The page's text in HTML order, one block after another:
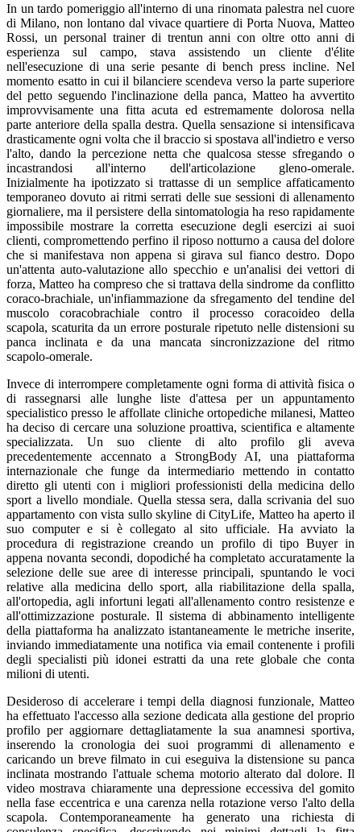
In un tardo pomeriggio all'interno di una rinomata palestra nel cuore
di Milano, non lontano dal vivace quartiere di Porta Nuova, Matteo
Rossi, un personal trainer di trentun anni con oltre otto anni di
esperienza sul campo, stava assistendo un cliente d'élite
nell'esecuzione di una serie pesante di bench press incline. Nel
momento esatto in cui il bilanciere scendeva verso la parte superiore
del petto seguendo l'inclinazione della panca, Matteo ha avvertito
improvvisamente una fitta acuta ed estremamente dolorosa nella
parte anteriore della spalla destra. Quella sensazione si intensificava
drasticamente ogni volta che il braccio si spostava all'indietro e verso
l'alto, dando la percezione netta che qualcosa stesse sfregando o
incastrandosi all'interno dell'articolazione gleno-omerale.
Inizialmente ha ipotizzato si trattasse di un semplice affaticamento
temporaneo dovuto ai ritmi serrati delle sue sessioni di allenamento
giornaliere, ma il persistere della sintomatologia ha reso rapidamente
impossibile mostrare la corretta esecuzione degli esercizi ai suoi
clienti, compromettendo perfino il riposo notturno a causa del dolore
che si manifestava non appena si girava sul fianco destro. Dopo
un'attenta auto-valutazione allo specchio e un'analisi dei vettori di
forza, Matteo ha compreso che si trattava della sindrome da conflitto
coraco-brachiale, un'infiammazione da sfregamento del tendine del
muscolo coracobrachiale contro il processo coracoideo della
scapola, scaturita da un errore posturale ripetuto nelle distensioni su
panca inclinata e da una mancata sincronizzazione del ritmo
scapolo-omerale.
Invece di interrompere completamente ogni forma di attività fisica o
di rassegnarsi alle lunghe liste d'attesa per un appuntamento
specialistico presso le affollate cliniche ortopediche milanesi, Matteo
ha deciso di cercare una soluzione proattiva, scientifica e altamente
specializzata. Un suo cliente di alto profilo gli aveva
precedentemente accennato a StrongBody AI, una piattaforma
internazionale che funge da intermediario mettendo in contatto
diretto gli utenti con i migliori professionisti della medicina dello
sport a livello mondiale. Quella stessa sera, dalla scrivania del suo
appartamento con vista sullo skyline di CityLife, Matteo ha aperto il
suo computer e si è collegato al sito ufficiale. Ha avviato la
procedura di registrazione creando un profilo di tipo Buyer in
appena novanta secondi, dopodiché ha completato accuratamente la
selezione delle sue aree di interesse principali, spuntando le voci
relative alla medicina dello sport, alla riabilitazione della spalla,
all'ortopedia, agli infortuni legati all'allenamento contro resistenze e
all'ottimizzazione posturale. Il sistema di abbinamento intelligente
della piattaforma ha analizzato istantaneamente le metriche inserite,
inviando immediatamente una notifica via email contenente i profili
degli specialisti più idonei estratti da una rete globale che conta
milioni di utenti.
Desideroso di accelerare i tempi della diagnosi funzionale, Matteo
ha effettuato l'accesso alla sezione dedicata alla gestione del proprio
profilo per aggiornare dettagliatamente la sua anamnesi sportiva,
inserendo la cronologia dei suoi programmi di allenamento e
caricando un breve filmato in cui eseguiva la distensione su panca
inclinata mostrando l'attuale schema motorio alterato dal dolore. Il
video mostrava chiaramente una depressione eccessiva del gomito
nella fase eccentrica e una carenza nella rotazione verso l'alto della
scapola. Contemporaneamente ha generato una richiesta di